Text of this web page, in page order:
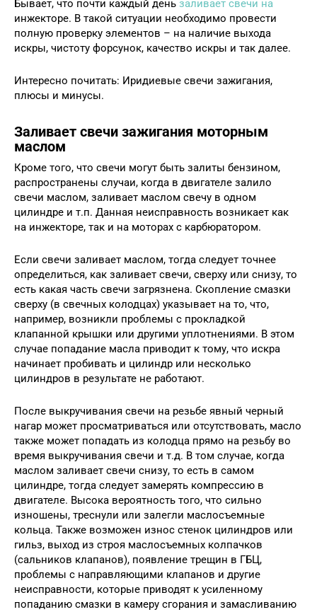
Бывает, что почти каждый день заливает свечи на
инжекторе. В такой ситуации необходимо провести
полную проверку элементов – на наличие выхода
искры, чистоту форсунок, качество искры и так далее.
Интересно почитать: Иридиевые свечи зажигания,
плюсы и минусы.
Заливает свечи зажигания моторным
маслом
Кроме того, что свечи могут быть залиты бензином,
распространены случаи, когда в двигателе залило
свечи маслом, заливает маслом свечу в одном
цилиндре и т.п. Данная неисправность возникает как
на инжекторе, так и на моторах с карбюратором.
Если свечи заливает маслом, тогда следует точнее
определиться, как заливает свечи, сверху или снизу, то
есть какая часть свечи загрязнена. Скопление смазки
сверху (в свечных колодцах) указывает на то, что,
например, возникли проблемы с прокладкой
клапанной крышки или другими уплотнениями. В этом
случае попадание масла приводит к тому, что искра
начинает пробивать и цилиндр или несколько
цилиндров в результате не работают.
После выкручивания свечи на резьбе явный черный
нагар может просматриваться или отсутствовать, масло
также может попадать из колодца прямо на резьбу во
время выкручивания свечи и т.д. В том случае, когда
маслом заливает свечи снизу, то есть в самом
цилиндре, тогда следует замерять компрессию в
двигателе. Высока вероятность того, что сильно
изношены, треснули или залегли маслосъемные
кольца. Также возможен износ стенок цилиндров или
гильз, выход из строя маслосъемных колпачков
(сальников клапанов), появление трещин в ГБЦ,
проблемы с направляющими клапанов и другие
неисправности, которые приводят к усиленному
попаданию смазки в камеру сгорания и замасливанию